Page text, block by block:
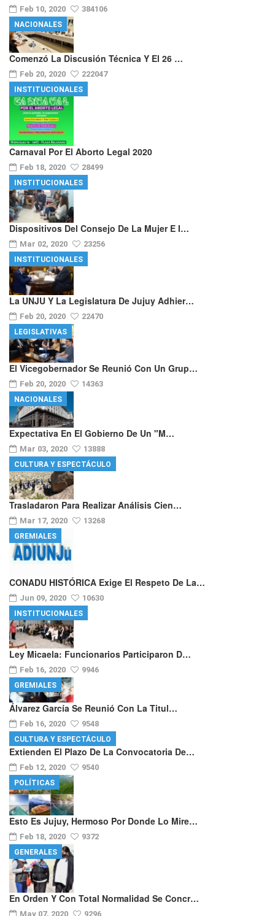
Feb 10, 2020 384106
Comenzó La Discusión Técnica Y El 26 …
Feb 20, 2020 222047
NACIONALES
Carnaval Por El Aborto Legal 2020
Feb 18, 2020 28499
INSTITUCIONALES
Dispositivos Del Consejo De La Mujer E I…
Mar 02, 2020 23256
INSTITUCIONALES
La UNJU Y La Legislatura De Jujuy Adhier…
Feb 20, 2020 22470
INSTITUCIONALES
El Vicegobernador Se Reunió Con Un Grup…
Feb 20, 2020 14363
LEGISLATIVAS
Expectativa En El Gobierno De Un "m…
Mar 03, 2020 13888
NACIONALES
Trasladaron Para Realizar Análisis Cien…
Mar 17, 2020 13268
CULTURA Y ESPECTÁCULO
CONADU HISTÓRICA Exige El Respeto De La…
Jun 09, 2020 10630
GREMIALES
Ley Micaela: Funcionarios Participaron D…
Feb 16, 2020 9946
INSTITUCIONALES
Álvarez García Se Reunió Con La Titul…
Feb 16, 2020 9548
GREMIALES
Extienden El Plazo De La Convocatoria De…
Feb 12, 2020 9540
CULTURA Y ESPECTÁCULO
Esto Es Jujuy, Hermoso Por Donde Lo Mire…
Feb 18, 2020 9372
POLÍTICAS
En Orden Y Con Total Normalidad Se Concr…
May 07, 2020 9296
GENERALES